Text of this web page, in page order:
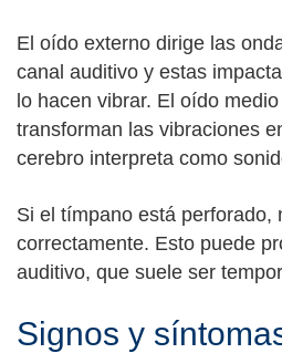
El oído externo dirige las
canal auditivo y estas
lo hacen vibrar. El oído
transforman las vibraciones
cerebro interpreta como
Si el tímpano está perforado,
correctamente. Esto puede
auditivo, que suele ser
Signos y